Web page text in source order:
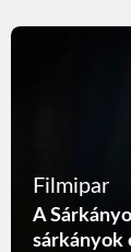
Filmipar
A
sárkányok